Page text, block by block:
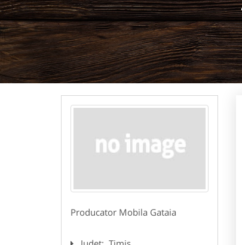
Producator Mobila Gataia